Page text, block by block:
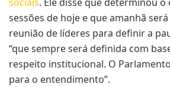
sessões de hoje e que amanhã
reunião de líderes para definir a
“que sempre será definida com
respeito institucional. O
para o entendimento”.